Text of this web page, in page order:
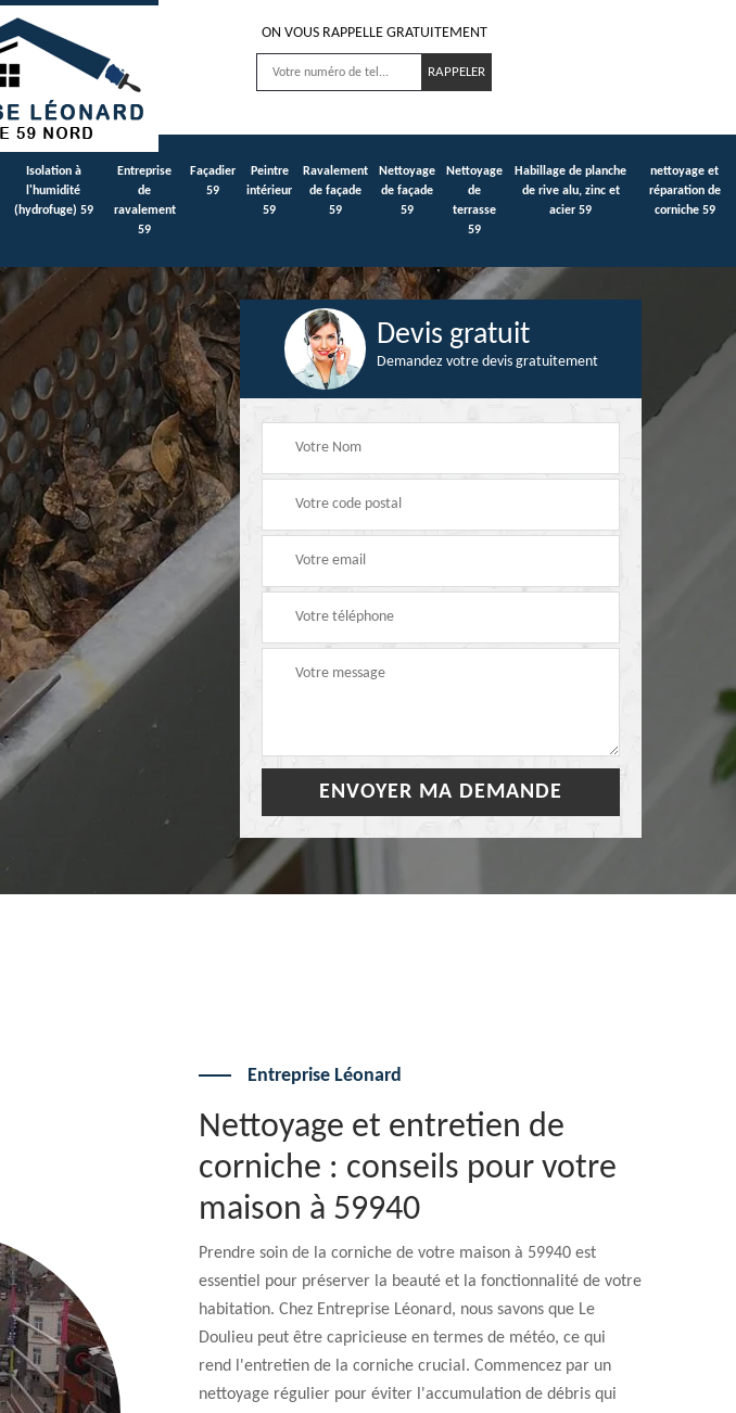
ON VOUS RAPPELLE GRATUITEMENT
Isolation à
l'humidité
(hydrofuge) 59
Entreprise
de
ravalement
59
Façadier
59
Peintre
intérieur
59
Ravalement
de façade
59
Nettoyage
de façade
59
Nettoyage
de
terrasse
59
Habillage de planche
de rive alu, zinc et
acier 59
nettoyage et
réparation de
corniche 59
Devis gratuit
Demandez votre devis gratuitement
Entreprise Léonard
Nettoyage et entretien de
corniche : conseils pour votre
maison à 59940
Prendre soin de la corniche de votre maison à 59940 est
essentiel pour préserver la beauté et la fonctionnalité de votre
habitation. Chez Entreprise Léonard, nous savons que Le
Doulieu peut être capricieuse en termes de météo, ce qui
rend l'entretien de la corniche crucial. Commencez par un
nettoyage régulier pour éviter l'accumulation de débris qui